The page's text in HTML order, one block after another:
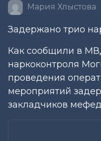
Мария Хлыстова
Задержано трио
Как сообщили в
наркоконтроля
проведения
мероприятий
закладчиков